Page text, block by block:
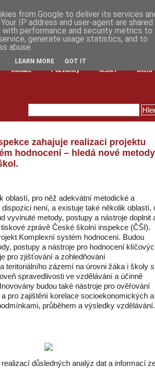
Inkluze Pozvánky MŠMT Čtení
zahajuje realizaci projektu
hodnocení – hledá nové metody
oblastí, pro něž adekvátní metodické a
není, a existuje také několik oblastí,
vyvinuté metody, postupy a nástroje doplnit
zprávě České školní inspekce (ČŠI).
Komplexní systém hodnocení. Budou
postupy a nástroje pro hodnocení
pro zjišťování a zohledňování
teritoriálního zázemí na úrovni žáka i školy s
spravedlivosti ve vzdělávání a účinně
budou také nástroje pro ověřování
pro zajištění korelace socioekonomických a
průběhem a výsledky vzdělávání.
důsledných analýz dat a informací
from Google to deliver its services
IP address and user-agent are shared
with performance and security metrics to
generate usage statistics, and to
abuse.
LEARN MORE GOT IT